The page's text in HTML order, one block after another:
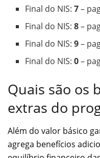
Final do NIS:7–
Final do NIS:8–
Final do NIS:9–
Final do NIS:0–
Quais são os
extras do
Além do valor básico
agrega benefícios